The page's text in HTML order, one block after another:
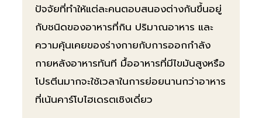
ปัจจัยที่ทำให้แต่ละคนตอบสนองต่างกันขึ้นอยู่
กับชนิดของอาหารที่กิน ปริมาณอาหาร และ
ความคุ้นเคยของร่างกายกับการออกกำลัง
กายหลังอาหารทันที มื้ออาหารที่มีไขมันสูงหรือ
โปรตีนมากจะใช้เวลาในการย่อยนานกว่าอาหาร
ที่เน้นคาร์โบไฮเดรตเชิงเดี่ยว